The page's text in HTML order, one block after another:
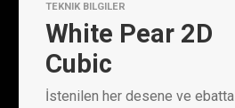
TEKNIK BILGILER
White Pear 2D
Cubic
İstenilen her desene ve ebatta